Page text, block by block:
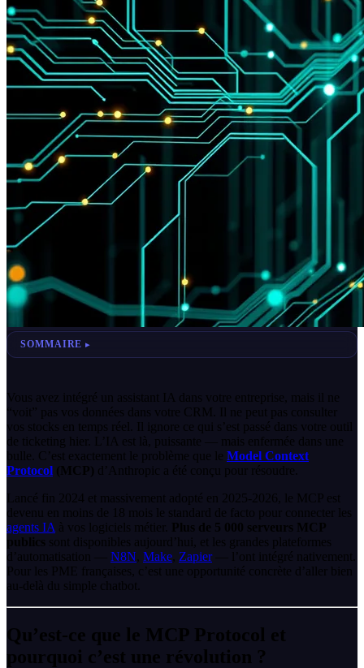
SOMMAIRE
Vous avez intégré un assistant IA dans votre entreprise, mais il ne
“voit” pas vos données dans votre CRM. Il ne peut pas consulter
vos stocks en temps réel. Il ignore ce qui s’est passé dans votre outil
de ticketing hier. L’IA est là, puissante — mais enfermée dans une
bulle. C’est exactement le problème que le Model Context
Protocol (MCP) d’Anthropic a été conçu pour résoudre.
Lancé fin 2024 et massivement adopté en 2025-2026, le MCP est
devenu en moins de 18 mois le standard de facto pour connecter les
agents IA à vos logiciels métier.
Plus de 5 000 serveurs MCP
publics sont disponibles aujourd’hui, et les grandes plateformes
d’automatisation — N8N Make Zapier— l’ont intégré nativement.
Pour les PME françaises, c’est une opportunité concrète d’aller bien
au-delà du simple chatbot.
Qu’est-ce que le MCP Protocol et
pourquoi c’est une révolution ?